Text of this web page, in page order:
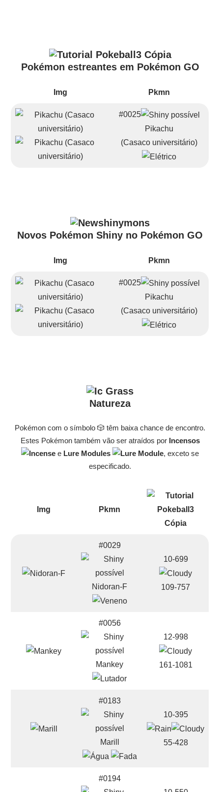
Pokémon estreantes em Pokémon GO
Img Pkmn
#0025
Pikachu
(Casaco universitário)
Novos Pokémon Shiny no Pokémon GO
Img Pkmn
#0025
Pikachu
(Casaco universitário)
Natureza
Pokémon com o símbolo 🎲 têm baixa chance de encontro.
Estes Pokémon também vão ser atraídos por Incensos
e Lure Modules
, exceto se
especificado.
Img Pkmn
#0029
Nidoran-F
10-699
109-757
#0056
Mankey
12-998
161-1081
#0183
Marill
10-395
55-428
#0194